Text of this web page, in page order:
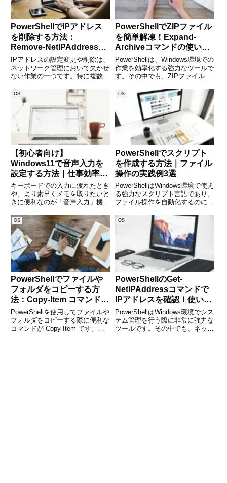
PowerShellでIPアドレス
を削除する方法：
Remove-NetIPAddressコ
マンドの使い方を徹底解説
IPアドレスの設定変更や削除は、
ネットワーク管理において欠かせ
ない作業の一つです。特に複数の
持つサーバー環境や、仮想マシン
上の構成変更時などには、不要に
なったIPアドレスを適切に削除す
ることで、トラブルを未然に
PowerShellでZIPファイル
を簡単解凍！Expand-
Archiveコマンドの使い方
を徹底解説
PowerShellは、Windows環境での
作業を効率化する強力なツールで
す。その中でも、ZIPファイルの
Archive」コマンドは、ファイル
操作をスクリプトで自動化したい
方にとって非常に便利なコマンド
です。G
OS
【初心者向け】
Windows11で音声入力を
設定する方法｜仕事効率が
アップする音声操作術
キーボードでの入力に疲れたとき
や、より素早くメモを取りたいと
きに便利なのが「音声入力」機能
として高性能な音声入力が搭載さ
れており、面倒な設定なしで誰で
もすぐに使うことができます。こ
の記事では、Windo
OS
PowerShellでスクリプト
を作成する方法｜ファイル
操作の実践例3選
PowerShellはWindows環境で使え
る強力なスクリプト言語であり、
ファイル操作を自動化するのに最
ために、PowerShellを活用できる
場面は多くあります。本記事で
は、PowerShellのスクリプト
OS
PowerShellでファイルや
フォルダをコピーする方
法：Copy-Item コマンド完
全ガイド
PowerShellを使用してファイルや
フォルダをコピーする際に便利な
コマンドが Copy-Item です。本
OS
PowerShellのGet-
NetIPAddressコマンドで
IPアドレスを確認！使い方
と応用例
PowerShellはWindows環境でシス
テム管理を行う際に非常に強力な
ツールです。その中でも、ネット